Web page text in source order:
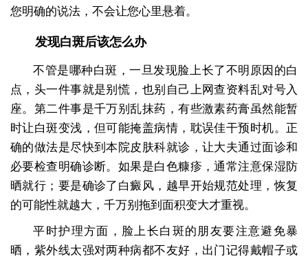
您明确的说法，不会让您心里悬着。
发现白斑后该怎么办
不管是哪种白斑，一旦发现脸上长了不明原因的白
点，头一件事就是别慌，也别自己上网查资料乱对号入
座。第二件事是千万别乱抹药，有些激素药膏虽然能暂
时让白斑变浅，但可能掩盖病情，耽误佳干预时机。正
确的做法是尽快到本院皮肤科就诊，让大夫通过面诊和
必要检查明确诊断。如果是白色糠疹，通常注意保湿防
晒就行；要是确诊了白癜风，越早开始规范处理，恢复
的可能性就越大，千万别拖到面积变大才重视。
平时护理方面，脸上长白斑的朋友要注意避免暴
晒，紫外线太强对两种病都不友好，出门记得戴帽子或